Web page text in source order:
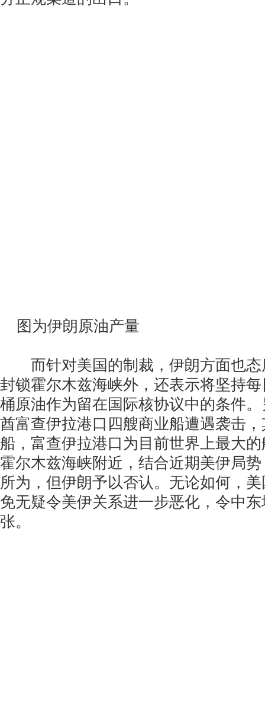
图为伊朗原油产量
而针对美国的制裁，伊朗方面也态
封锁霍尔木兹海峡外，还表示将坚持
桶原油作为留在国际核协议中的条件
酋富查伊拉港口四艘商业船遭遇袭击
船，富查伊拉港口为目前世界上最大
霍尔木兹海峡附近，结合近期美伊局
所为，但伊朗予以否认。无论如何，
免无疑令美伊关系进一步恶化，令中
张。